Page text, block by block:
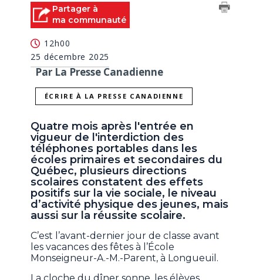
Partager à
ma communauté
12h00
25 décembre 2025
Par La Presse Canadienne
ÉCRIRE À LA PRESSE CANADIENNE
Quatre mois après l'entrée en
vigueur de l'interdiction des
téléphones portables dans les
écoles primaires et secondaires du
Québec, plusieurs directions
scolaires constatent des effets
positifs sur la vie sociale, le niveau
d’activité physique des jeunes, mais
aussi sur la réussite scolaire.
C’est l’avant-dernier jour de classe avant
les vacances des fêtes à l’École
Monseigneur-A.-M.-Parent, à Longueuil.